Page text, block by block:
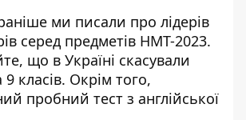
ми писали про лідерів
серед предметів НМТ-2023.
що в Україні скасували
9 класів. Окрім того,
пробний тест з англійської